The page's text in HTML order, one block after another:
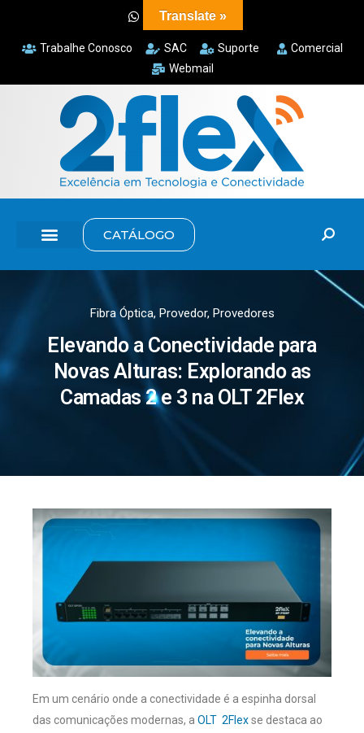
Trabalhe Conosco SAC Suporte
Comercial
Webmail
CATÁLOGO
Fibra Óptica, Provedor, Provedores
Elevando a Conectividade para
Novas Alturas: Explorando as
Camadas 2 e 3 na OLT 2Flex
Em um cenário onde a conectividade é a espinha dorsal
das comunicações modernas, a OLT 2Flexse destaca ao
Translate »